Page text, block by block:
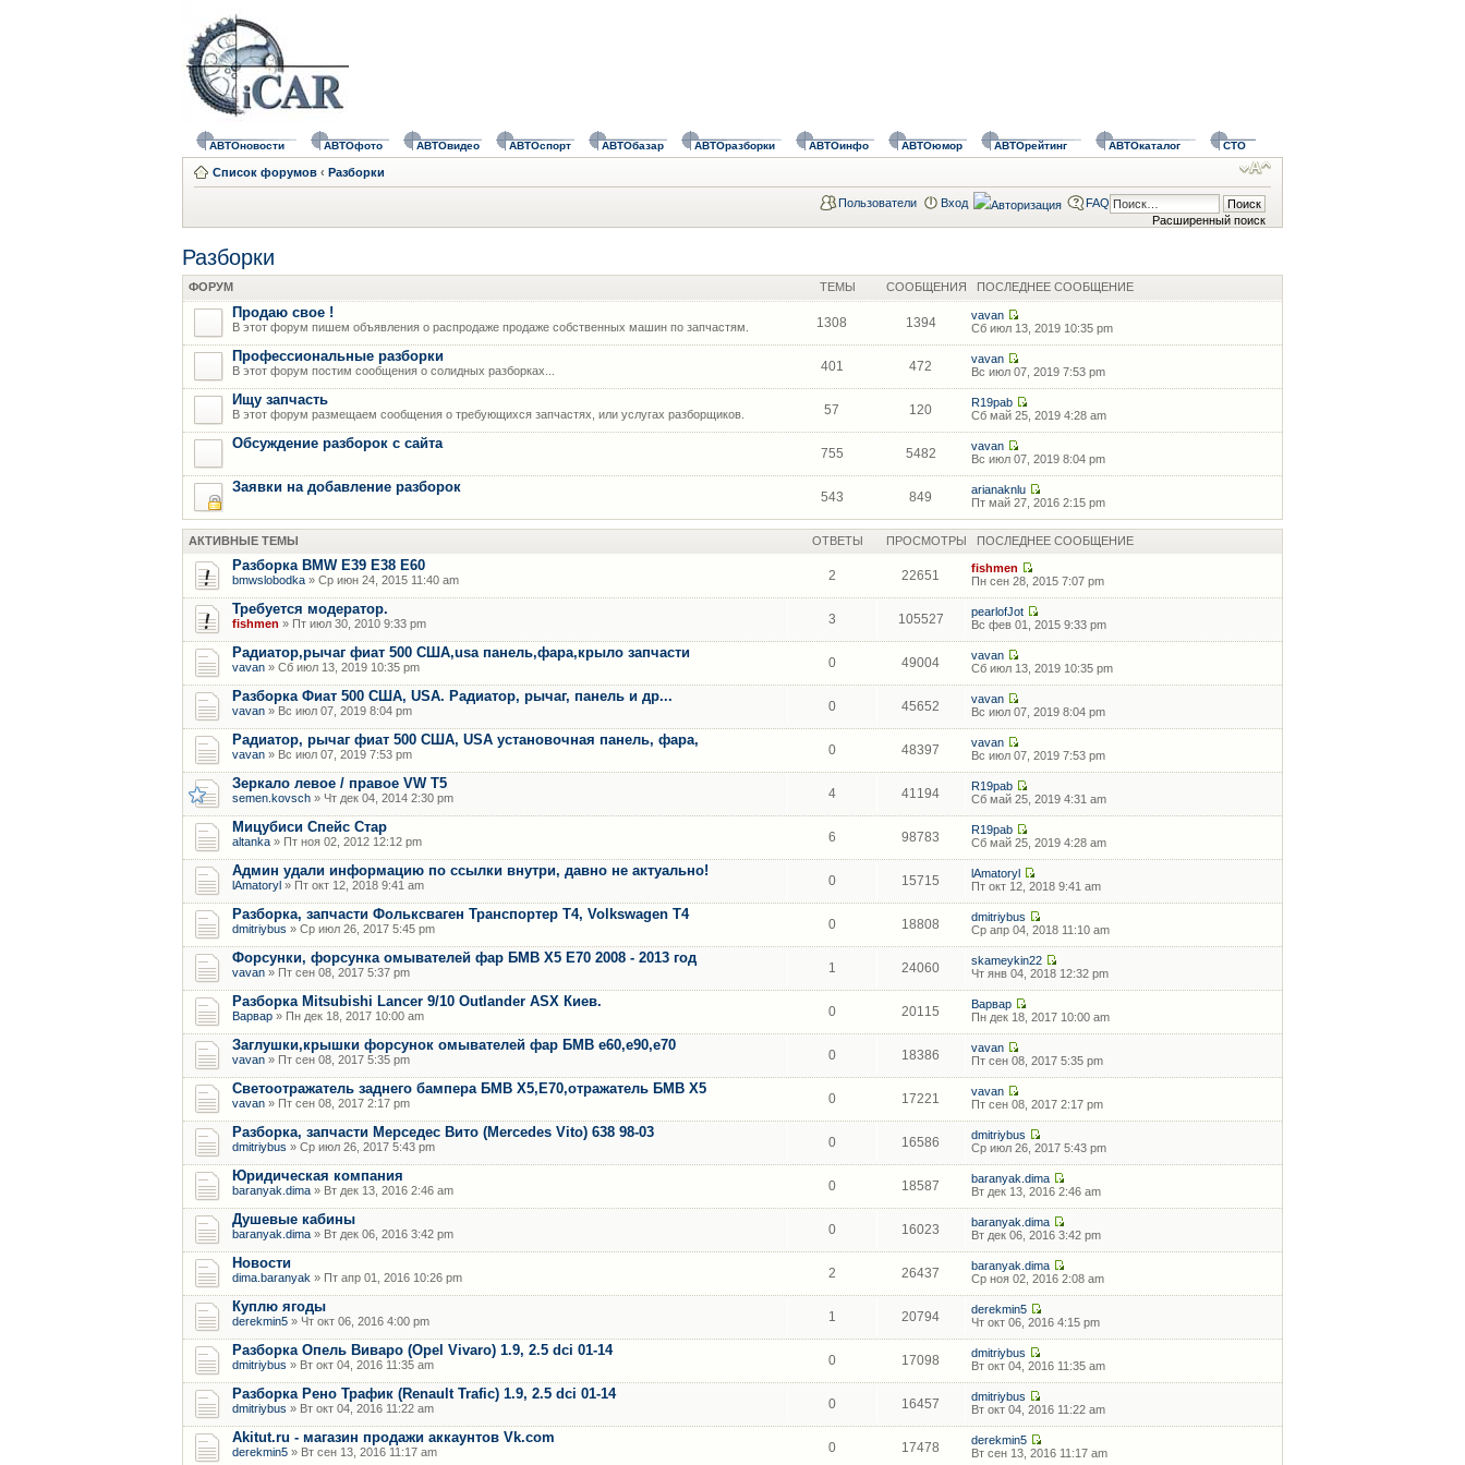
АВТОновости АВТОфото АВТОвидео АВТОспорт АВТОбазар АВТОразборки АВТОинфо АВТОюмор АВТОрейтинг АВТОкаталог СТО
Список форумов ‹ Разборки
Расширенный поиск
Пользователи Вход FAQ
Разборки
ФОРУМ ТЕМЫ СООБЩЕНИЯ ПОСЛЕДНЕЕ СООБЩЕНИЕ
Продаю свое !
В этот форум пишем объявления о распродаже продаже собственных машин по запчастям. 1308 1394
vavan
Сб июл 13, 2019 10:35 pm
Профессиональные разборки
В этот форум постим сообщения о солидных разборках... 401 472
vavan
Вс июл 07, 2019 7:53 pm
Ищу запчасть
В этот форум размещаем сообщения о требующихся запчастях, или услугах разборщиков. 57 120
R19pab
Сб май 25, 2019 4:28 am
Обсуждение разборок с сайта
755 5482
vavan
Вс июл 07, 2019 8:04 pm
Заявки на добавление разборок
543 849
arianaknlu
Пт май 27, 2016 2:15 pm
АКТИВНЫЕ ТЕМЫ ОТВЕТЫ ПРОСМОТРЫ ПОСЛЕДНЕЕ СООБЩЕНИЕ
Разборка BMW E39 E38 E60
bmwslobodka » Ср июн 24, 2015 11:40 am 2 22651
fishmen
Пн сен 28, 2015 7:07 pm
Требуется модератор.
fishmen » Пт июл 30, 2010 9:33 pm 3 105527
pearlofJot
Вс фев 01, 2015 9:33 pm
Радиатор,рычаг фиат 500 США,usa панель,фара,крыло запчасти
vavan » Сб июл 13, 2019 10:35 pm 0 49004
vavan
Сб июл 13, 2019 10:35 pm
Разборка Фиат 500 США, USA. Радиатор, рычаг, панель и др...
vavan » Вс июл 07, 2019 8:04 pm 0 45652
vavan
Вс июл 07, 2019 8:04 pm
Радиатор, рычаг фиат 500 США, USA установочная панель, фара,
vavan » Вс июл 07, 2019 7:53 pm 0 48397
vavan
Вс июл 07, 2019 7:53 pm
Зеркало левое / правое VW T5
semen.kovsch » Чт дек 04, 2014 2:30 pm 4 41194
R19pab
Сб май 25, 2019 4:31 am
Мицубиси Спейс Стар
altanka » Пт ноя 02, 2012 12:12 pm 6 98783
R19pab
Сб май 25, 2019 4:28 am
Админ удали информацию по ссылки внутри, давно не актуально!
lAmatoryl » Пт окт 12, 2018 9:41 am 0 15715
lAmatoryl
Пт окт 12, 2018 9:41 am
Разборка, запчасти Фольксваген Транспортер Т4, Volkswagen T4
dmitriybus » Ср июл 26, 2017 5:45 pm 0 18808
dmitriybus
Ср апр 04, 2018 11:10 am
Форсунки, форсунка омывателей фар БМВ Х5 Е70 2008 - 2013 год
vavan » Пт сен 08, 2017 5:37 pm 1 24060
skameykin22
Чт янв 04, 2018 12:32 pm
Разборка Mitsubishi Lancer 9/10 Outlander ASX Киев.
Варвар » Пн дек 18, 2017 10:00 am 0 20115
Варвар
Пн дек 18, 2017 10:00 am
Заглушки,крышки форсунок омывателей фар БМВ е60,е90,е70
vavan » Пт сен 08, 2017 5:35 pm 0 18386
vavan
Пт сен 08, 2017 5:35 pm
Светоотражатель заднего бампера БМВ Х5,Е70,отражатель БМВ Х5
vavan » Пт сен 08, 2017 2:17 pm 0 17221
vavan
Пт сен 08, 2017 2:17 pm
Разборка, запчасти Мерседес Вито (Mercedes Vito) 638 98-03
dmitriybus » Ср июл 26, 2017 5:43 pm 0 16586
dmitriybus
Ср июл 26, 2017 5:43 pm
Юридическая компания
baranyak.dima » Вт дек 13, 2016 2:46 am 0 18587
baranyak.dima
Вт дек 13, 2016 2:46 am
Душевые кабины
baranyak.dima » Вт дек 06, 2016 3:42 pm 0 16023
baranyak.dima
Вт дек 06, 2016 3:42 pm
Новости
dima.baranyak » Пт апр 01, 2016 10:26 pm 2 26437
baranyak.dima
Ср ноя 02, 2016 2:08 am
Куплю ягоды
derekmin5 » Чт окт 06, 2016 4:00 pm 1 20794
derekmin5
Чт окт 06, 2016 4:15 pm
Разборка Опель Виваро (Opel Vivaro) 1.9, 2.5 dci 01-14
dmitriybus » Вт окт 04, 2016 11:35 am 0 17098
dmitriybus
Вт окт 04, 2016 11:35 am
Разборка Рено Трафик (Renault Trafic) 1.9, 2.5 dci 01-14
dmitriybus » Вт окт 04, 2016 11:22 am 0 16457
dmitriybus
Вт окт 04, 2016 11:22 am
Akitut.ru - магазин продажи аккаунтов Vk.com
derekmin5 » Вт сен 13, 2016 11:17 am 0 17478
derekmin5
Вт сен 13, 2016 11:17 am